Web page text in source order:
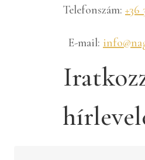
Telefonszám: +36
E-mail: